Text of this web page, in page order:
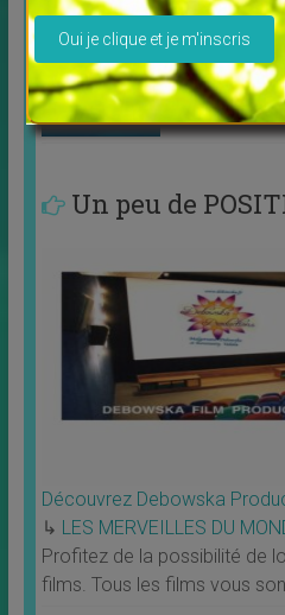
Connexion à
↳
Nouvel
Connexion à
Un peu de
Découvrez Debowska
↳ LES MERVEILLES DU
Profitez de la possibilité de
films. Tous les films vous